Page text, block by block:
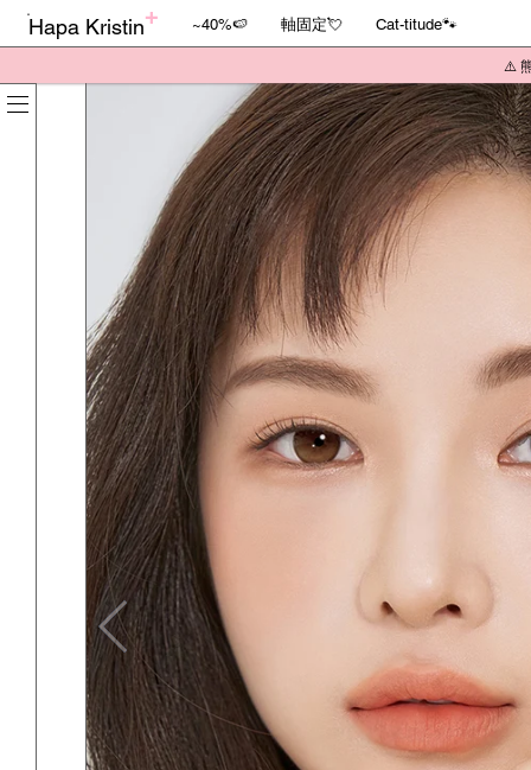
Hapa Kristin ~40%🍉 軸固定💘 Cat-titude🐾
⚠️